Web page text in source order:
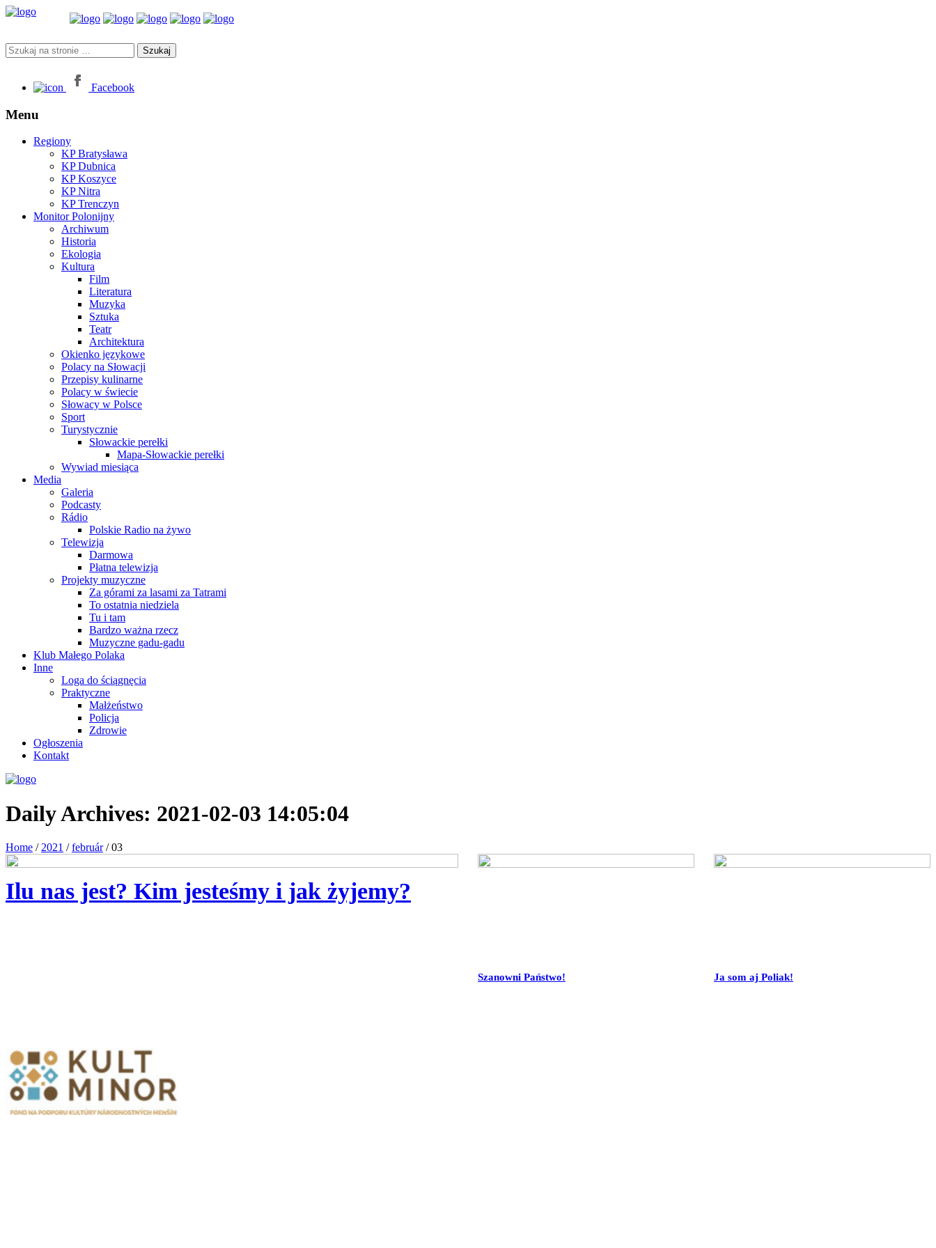
Facebook
Menu
Regiony
KP Bratysława
KP Dubnica
KP Koszyce
KP Nitra
KP Trenczyn
Monitor Polonijny
Archiwum
Historia
Ekologia
Kultura
Film
Literatura
Muzyka
Sztuka
Teatr
Architektura
Okienko językowe
Polacy na Słowacji
Przepisy kulinarne
Polacy w świecie
Słowacy w Polsce
Sport
Turystycznie
Słowackie perełki
Mapa-Słowackie perełki
Wywiad miesiąca
Media
Galeria
Podcasty
Rádio
Polskie Radio na żywo
Telewizja
Darmowa
Płatna telewizja
Projekty muzyczne
Za górami za lasami za Tatrami
To ostatnia niedziela
Tu i tam
Bardzo ważna rzecz
Muzyczne gadu-gadu
Klub Małego Polaka
Inne
Loga do ściągnęcia
Praktyczne
Małżeństwo
Policja
Zdrowie
Ogłoszenia
Kontakt
Daily Archives: 2021-02-03 14:05:04
Home / 2021 / február / 03
Ilu nas jest? Kim jesteśmy i jak żyjemy?
Szanowni Państwo! Ja som aj Poliak!